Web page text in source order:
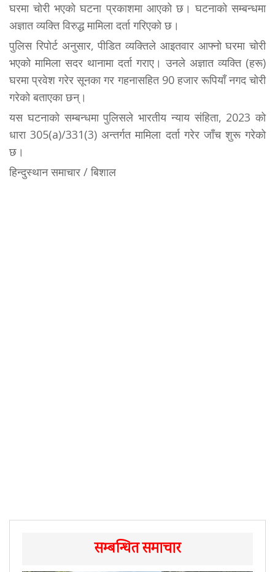
घरमा चोरी भएको घटना प्रकाशमा आएको छ। घटनाको सम्बन्धमा
अज्ञात व्यक्ति विरुद्ध मामिला दर्ता गरिएको छ।
पुलिस रिपोर्ट अनुसार, पीडित व्यक्तिले आइतवार आफ्नो घरमा चोरी
भएको मामिला सदर थानामा दर्ता गराए। उनले अज्ञात व्यक्ति (हरू)
घरमा प्रवेश गरेर सूनका गर गहनासहित 90 हजार रूपियॉं नगद चोरी
गरेको बताएका छन्।
यस घटनाको सम्बन्धमा पुलिसले भारतीय न्याय संहिता, 2023 को
धारा 305(a)/331(3) अन्तर्गत मामिला दर्ता गरेर जॉंच शुरू गरेको
छ।
हिन्दुस्थान समाचार / बिशाल
सम्बन्धित समाचार